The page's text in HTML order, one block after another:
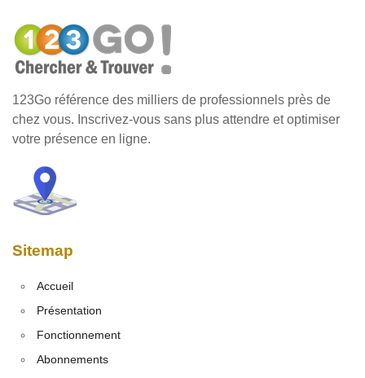
123Go référence des milliers de professionnels près de
chez vous. Inscrivez-vous sans plus attendre et optimiser
votre présence en ligne.
Sitemap
Accueil
Présentation
Fonctionnement
Abonnements